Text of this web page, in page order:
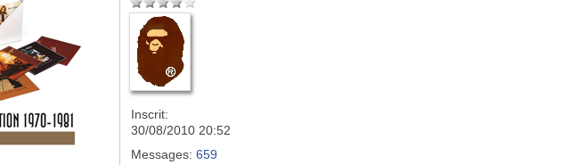
Inscrit:
30/08/2010 20:52
Messages: 659